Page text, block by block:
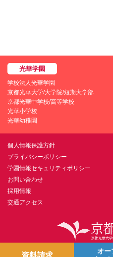
学校法人光華学園
京都光華大学/大学院/短期大学部
京都光華中学校/高等学校
光華小学校
光華幼稚園
個人情報保護方針
プライバシーポリシー
学園情報セキュリティポリシー
お問い合わせ
採用情報
交通アクセス
〒615-0882 京都市右京区
資料請求
オー